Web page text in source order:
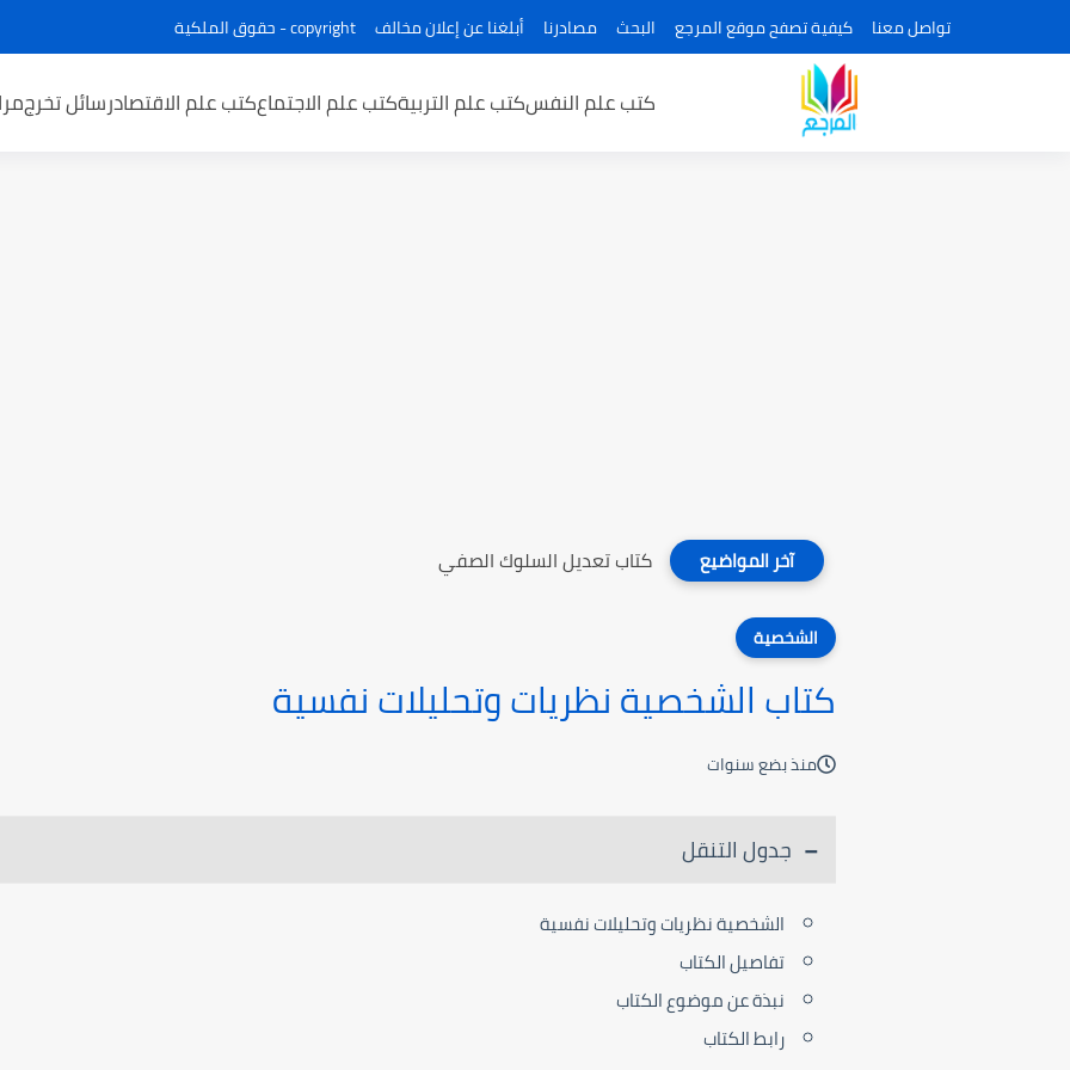
تواصل معنا كيفية تصفح موقع المرجع البحث مصادرنا أبلغنا عن إعلان مخالف copyright - حقوق الملكية
كتب علم النفسكتب علم التربيةكتب علم الاجتماعكتب علم الاقتصادرسائل تخرج
آخر المواضيع كتاب تعديل السلوك الصفي
الشخصية
كتاب الشخصية نظريات وتحليلات نفسية
منذ بضع سنوات
جدول التنقل
الشخصية نظريات وتحليلات نفسية
تفاصيل الكتاب
نبذة عن موضوع الكتاب
رابط الكتاب